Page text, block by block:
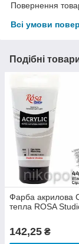
Повернення
Всі умови
Подібні
Фарба акрилова
тепла ROSA
142,25 ₴